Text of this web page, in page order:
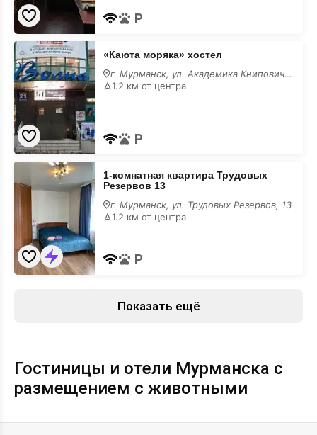
«Каюта
моряка»
хостел
с
размещением
с
животными
«Каюта моряка» хостел
г. Мурманск, ул. Академика Книповича, 21
1.2 км от центра
1-
комнатная
квартира
Резервов
13
размещением
с
животными
1-комнатная квартира Трудовых
Резервов 13
г. Мурманск, ул. Трудовых Резервов, 13
1.2 км от центра
Показать ещё
Гостиницы и отели Мурманска с
размещением с животными